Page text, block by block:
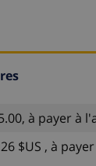
à Javea,
un rayon
de 10
rayon de 25
à payer à
$US , à